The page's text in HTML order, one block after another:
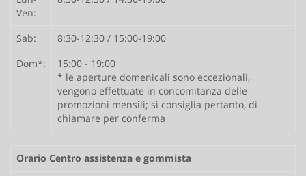
Ven:
Sab:
8:30-12:30 / 15:00-19:00
Dom*:
15:00 - 19:00
* le aperture domenicali sono eccezionali,
vengono effettuate in concomitanza delle
promozioni mensili; si consiglia pertanto, di
chiamare per conferma
Orario Centro assistenza e gommista